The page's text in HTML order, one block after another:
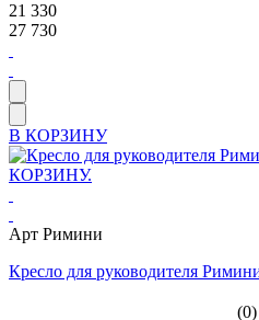
21 330
27 730
В КОРЗИНУ
Арт Римини
Кресло для руководителя
(0)